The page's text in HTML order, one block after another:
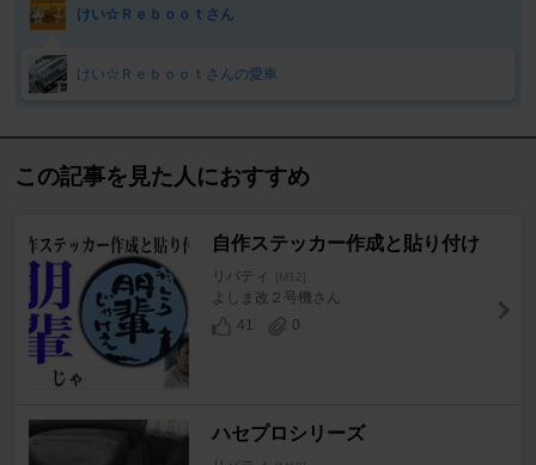
けい☆Ｒｅｂｏｏｔさん
けい☆Ｒｅｂｏｏｔさんの愛車
この記事を見た人におすすめ
自作ステッカー作成と貼り付け
リバティ [M12]
よしま改２号機さん
41
0
ハセプロシリーズ